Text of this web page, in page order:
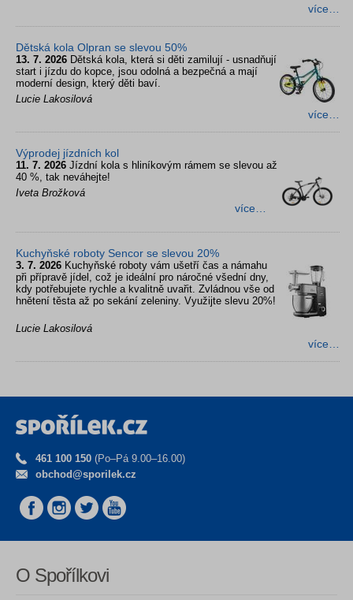
více…
Dětská kola Olpran se slevou 50%
13. 7. 2026 Dětská kola, která si děti zamilují - usnadňují
start i jízdu do kopce, jsou odolná a bezpečná a mají
moderní design, který děti baví.
Lucie Lakosilová
více…
Výprodej jízdních kol
11. 7. 2026 Jízdní kola s hliníkovým rámem se slevou až
40 %, tak neváhejte!
Iveta Brožková
více…
Kuchyňské roboty Sencor se slevou 20%
3. 7. 2026 Kuchyňské roboty vám ušetří čas a námahu
při přípravě jídel, což je ideální pro náročné všední dny,
kdy potřebujete rychle a kvalitně uvařit. Zvládnou vše od
hnětení těsta až po sekání zeleniny. Využijte slevu 20%!
Lucie Lakosilová
více…
461 100 150 (Po–Pá 9.00–16.00)
obchod@sporilek.cz
O Spořílkovi